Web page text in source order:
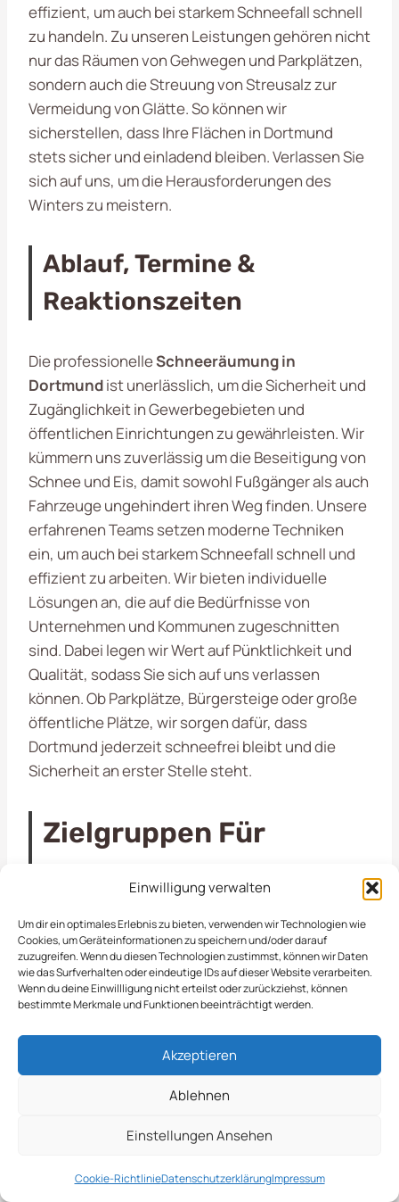
Einwilligung verwalten
Um dir ein optimales Erlebnis zu bieten, verwenden wir Technologien wie
Cookies, um Geräteinformationen zu speichern und/oder darauf
zuzugreifen. Wenn du diesen Technologien zustimmst, können wir Daten
wie das Surfverhalten oder eindeutige IDs auf dieser Website verarbeiten.
Wenn du deine Einwillligung nicht erteilst oder zurückziehst, können
bestimmte Merkmale und Funktionen beeinträchtigt werden.
Akzeptieren
Ablehnen
Einstellungen Ansehen
Cookie-RichtlinieDatenschutzerklärungImpressum
effizient, um auch bei starkem Schneefall schnell
zu handeln. Zu unseren Leistungen gehören nicht
nur das Räumen von Gehwegen und Parkplätzen,
sondern auch die Streuung von Streusalz zur
Vermeidung von Glätte. So können wir
sicherstellen, dass Ihre Flächen in Dortmund
stets sicher und einladend bleiben. Verlassen Sie
sich auf uns, um die Herausforderungen des
Winters zu meistern.
Ablauf, Termine &
Reaktionszeiten
Die professionelleSchneeräumung in
Dortmundist unerlässlich, um die Sicherheit und
Zugänglichkeit in Gewerbegebieten und
öffentlichen Einrichtungen zu gewährleisten. Wir
kümmern uns zuverlässig um die Beseitigung von
Schnee und Eis, damit sowohl Fußgänger als auch
Fahrzeuge ungehindert ihren Weg finden. Unsere
erfahrenen Teams setzen moderne Techniken
ein, um auch bei starkem Schneefall schnell und
effizient zu arbeiten. Wir bieten individuelle
Lösungen an, die auf die Bedürfnisse von
Unternehmen und Kommunen zugeschnitten
sind. Dabei legen wir Wert auf Pünktlichkeit und
Qualität, sodass Sie sich auf uns verlassen
können. Ob Parkplätze, Bürgersteige oder große
öffentliche Plätze, wir sorgen dafür, dass
Dortmund jederzeit schneefrei bleibt und die
Sicherheit an erster Stelle steht.
Zielgruppen Für
Schneeräumung
Die Schneeräumung in Dortmund ist ein wichtiger
Service, der nicht nur die Sicherheit auf den
Straßen erhöht, sondern auch die Zugänglichkeit
von Gehwegen und Einfahrten gewährleistet.
Unfälle vermieden und die Mobilität der Bürger
sichergestellt werden.
Vielseitige
Dienstleistungen Für